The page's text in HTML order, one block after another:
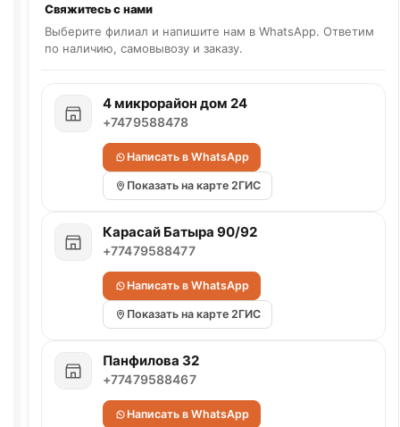
Свяжитесь с нами
Выберите филиал и напишите нам в WhatsApp. Ответим
по наличию, самовывозу и заказу.
4 микрорайон дом 24
+7479588478
Написать в WhatsApp
Показать на карте 2ГИС
Карасай Батыра 90/92
+77479588477
Написать в WhatsApp
Показать на карте 2ГИС
Панфилова 32
+77479588467
Написать в WhatsApp